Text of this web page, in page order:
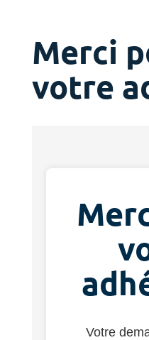
Merci
votre
Votre